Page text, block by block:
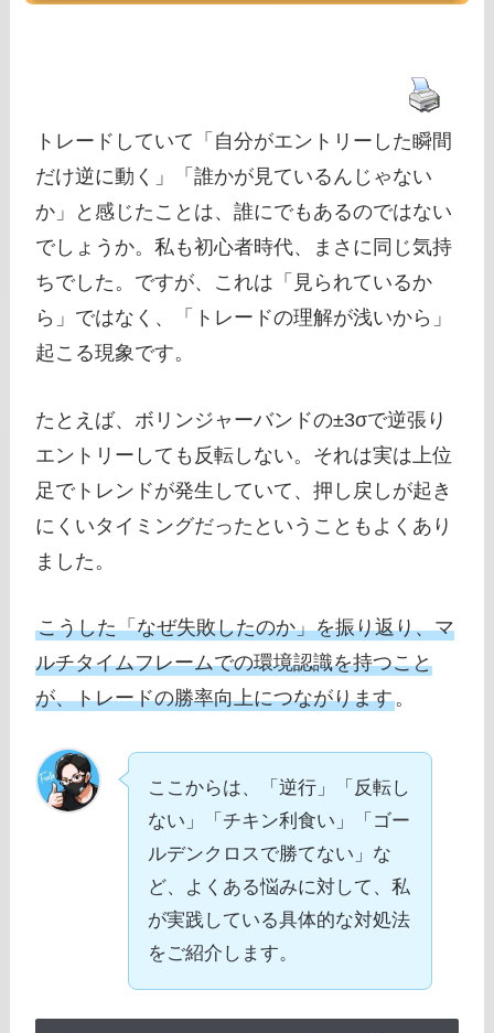
トレードしていて「自分がエントリーした瞬間
だけ逆に動く」「誰かが見ているんじゃない
か」と感じたことは、誰にでもあるのではない
でしょうか。私も初心者時代、まさに同じ気持
ちでした。ですが、これは「見られているか
ら」ではなく、「トレードの理解が浅いから」
起こる現象です。
たとえば、ボリンジャーバンドの±3σで逆張り
エントリーしても反転しない。それは実は上位
足でトレンドが発生していて、押し戻しが起き
にくいタイミングだったということもよくあり
ました。
こうした「なぜ失敗したのか」を振り返り、マ
ルチタイムフレームでの環境認識を持つこと
が、トレードの勝率向上につながります。
ここからは、「逆行」「反転し
ない」「チキン利食い」「ゴー
ルデンクロスで勝てない」な
ど、よくある悩みに対して、私
が実践している具体的な対処法
をご紹介します。